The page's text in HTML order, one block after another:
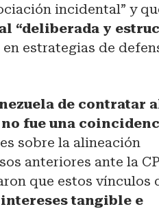
incidental” y
“deliberada y
estrategias de
de contratar
fue una
sobre la alineación
anteriores ante la
que estos vínculos
tangible e